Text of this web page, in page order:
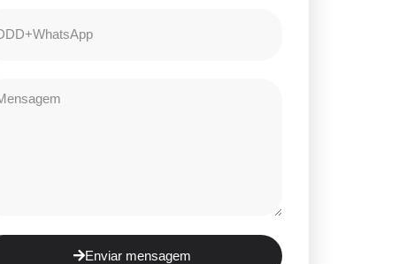
Enviar mensagem